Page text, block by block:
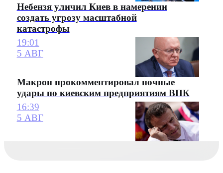
Небензя уличил Киев в намерении
создать угрозу масштабной
катастрофы
19:01
5 АВГ
Макрон прокомментировал ночные
удары по киевским предприятиям ВПК
16:39
5 АВГ